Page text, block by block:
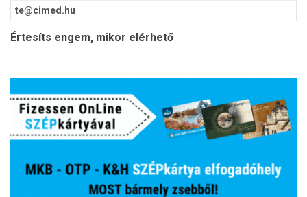
Értesíts engem, mikor elérhető